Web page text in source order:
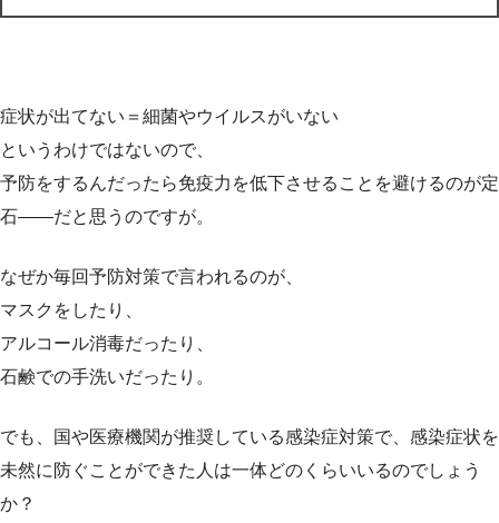
症状が出てない＝細菌やウイルスがいない
というわけではないので、
予防をするんだったら免疫力を低下させることを避けるのが定
石——だと思うのですが。
なぜか毎回予防対策で言われるのが、
マスクをしたり、
アルコール消毒だったり、
石鹸での手洗いだったり。
でも、国や医療機関が推奨している感染症対策で、感染症状を
未然に防ぐことができた人は一体どのくらいいるのでしょう
か？